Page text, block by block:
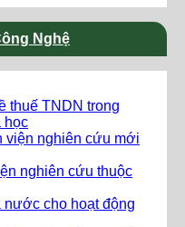
Nghệ
thuế TNDN trong
học
viện nghiên cứu mới
nghiên cứu thuộc
cho hoạt động